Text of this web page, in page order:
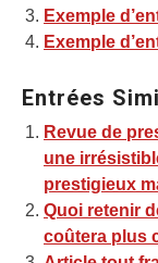
Exemple
Exemple
Entrées
Revue de
une
prestigieux
Quoi retenir
coûtera plus